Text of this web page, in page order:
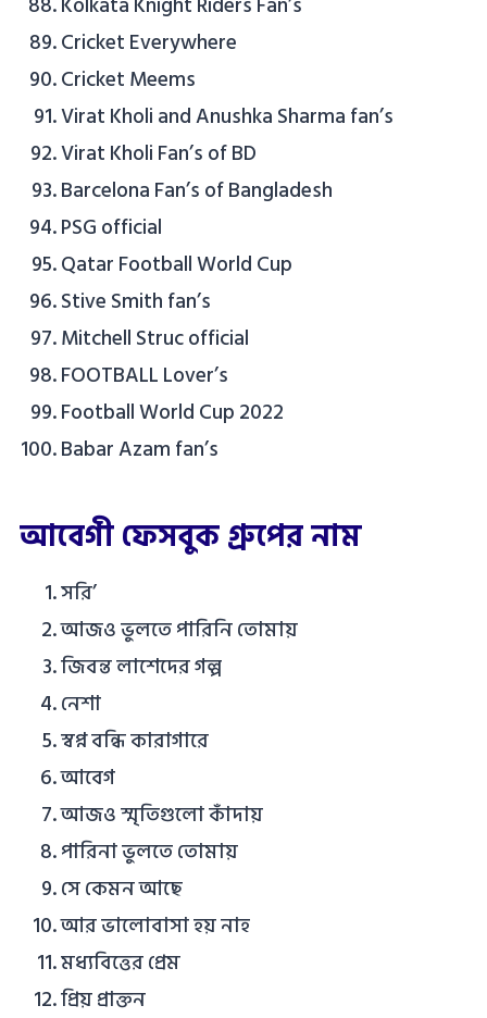
Cricket Everywhere
Cricket Meems
Virat Kholi and Anushka Sharma fan’s
Virat Kholi Fan’s of BD
Barcelona Fan’s of Bangladesh
PSG official
Qatar Football World Cup
Stive Smith fan’s
Mitchell Struc official
FOOTBALL Lover’s
Football World Cup 2022
Babar Azam fan’s
আবেগী ফেসবুক গ্রুপের নাম
সরি’
আজও ভুলতে পারিনি তোমায়
জিবন্ত লাশেদের গল্প
নেশা
স্বপ্ন বন্ধি কারাগারে
আবেগ
আজও স্মৃতিগুলো কাঁদায়
পারিনা ভুলতে তোমায়
সে কেমন আছে
আর ভালোবাসা হয় নাহ
মধ্যবিত্তের প্রেম
প্রিয় প্রাক্তন